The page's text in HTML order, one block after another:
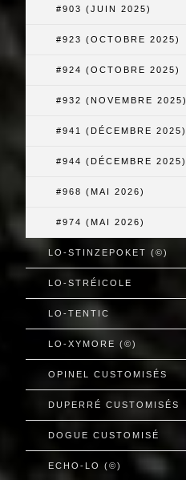
#903 (JUIN 2025)
#923 (OCTOBRE 2025)
#924 (OCTOBRE 2025)
#932 (NOVEMBRE 2025)
#941 (DÉCEMBRE 2025)
#944 (DÉCEMBRE 2025)
#968 (MAI 2026)
#974 (MAI 2026)
LO-STINZEPOKET (©)
LO-STRÉICOLE
LO-TENTIC
LO-XYMORE (©)
OPINEL CUSTOMISÉS
DUPERRÉ CUSTOMISÉS
DOGUE CUSTOMISÉ
ECHO-LO (©)